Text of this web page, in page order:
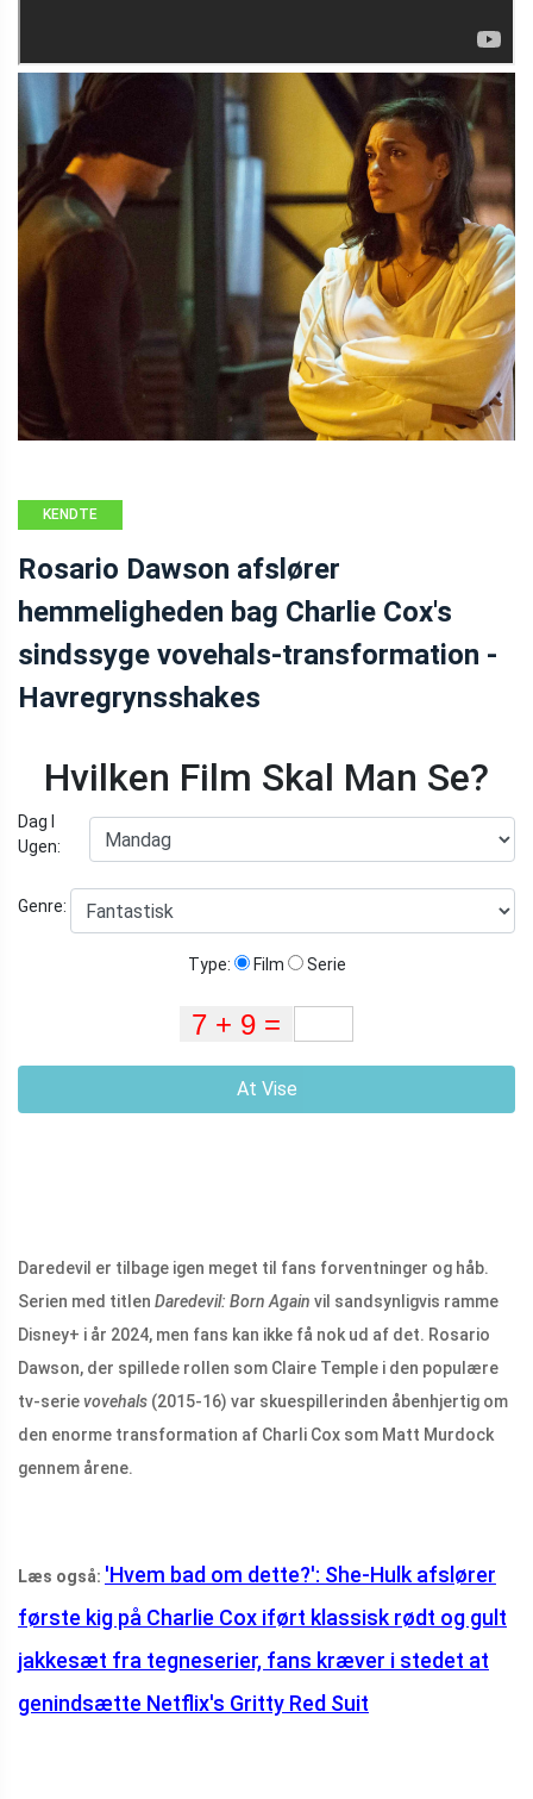
KENDTE
Rosario Dawson afslører
hemmeligheden bag Charlie Cox's
sindssyge vovehals-transformation -
Havregrynsshakes
Hvilken Film Skal Man Se?
Dag I
Ugen:
Genre:
Type: Film Serie
At Vise
Daredevil er tilbage igen meget til fans forventninger og håb.
Serien med titlen Daredevil: Born Again vil sandsynligvis ramme
Disney+ i år 2024, men fans kan ikke få nok ud af det. Rosario
Dawson, der spillede rollen som Claire Temple i den populære
tv-serievovehals (2015-16) var skuespillerinden åbenhjertig om
den enorme transformation af Charli Cox som Matt Murdock
gennem årene.
Læs også: 'Hvem bad om dette?': She-Hulk afslører
første kig på Charlie Cox iført klassisk rødt og gult
jakkesæt fra tegneserier, fans kræver i stedet at
genindsætte Netflix's Gritty Red Suit